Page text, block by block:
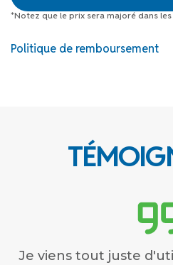
*Notez que le prix sera majoré dans
Politique de remboursement
Je viens tout juste